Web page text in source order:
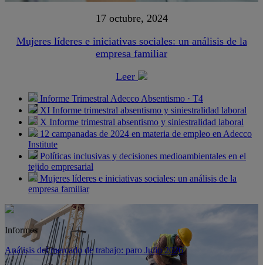
17 octubre, 2024
Mujeres líderes e iniciativas sociales: un análisis de la
empresa familiar
Leer
Informe Trimestral Adecco Absentismo · T4
XI Informe trimestral absentismo y siniestralidad laboral
X Informe trimestral absentismo y siniestralidad laboral
12 campanadas de 2024 en materia de empleo en Adecco
Institute
Políticas inclusivas y decisiones medioambientales en el
tejido empresarial
Mujeres líderes e iniciativas sociales: un análisis de la
empresa familiar
Informes
Análisis del mercado de trabajo: paro Julio 2026